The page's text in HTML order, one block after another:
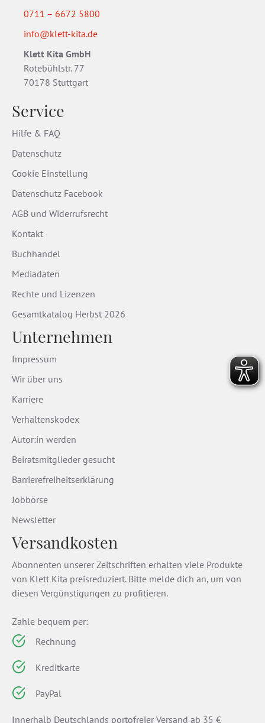
0711 – 6672 5800
info@klett-kita.de
Klett Kita GmbH
Rotebühlstr. 77
70178 Stuttgart
Service
Hilfe & FAQ
Datenschutz
Cookie Einstellung
Datenschutz Facebook
AGB und Widerrufsrecht
Kontakt
Buchhandel
Mediadaten
Rechte und Lizenzen
Gesamtkatalog Herbst 2026
Unternehmen
Impressum
Wir über uns
Karriere
Verhaltenskodex
Autor:in werden
Beiratsmitglieder gesucht
Barrierefreiheitserklärung
Jobbörse
Newsletter
Versandkosten
Abonnenten unserer Zeitschriften erhalten viele Produkte
von Klett Kita preisreduziert. Bitte melde dich an, um von
diesen Vergünstigungen zu profitieren.
Zahle bequem per:
Rechnung
Kreditkarte
PayPal
Innerhalb Deutschlands portofreier Versand ab 35 €